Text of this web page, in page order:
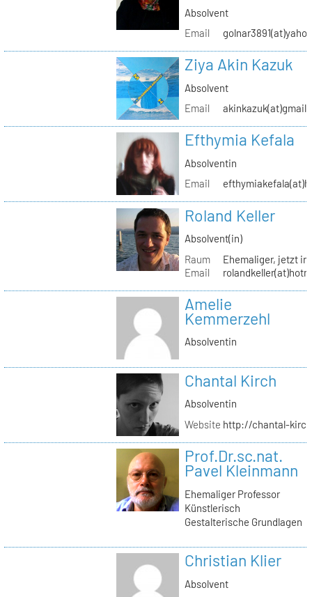
Absolvent
Email
Ziya Akin Kazuk
Absolvent
Email
Efthymia Kefala
Absolventin
Email
Roland Keller
Absolvent(in)
Raum
Ehemaliger, jetzt in
Email
Amelie
Kemmerzehl
Absolventin
Chantal Kirch
Absolventin
Website http://chantal-
Prof.Dr.sc.nat.
Pavel Kleinmann
Ehemaliger Professor
Künstlerisch
Gestalterische Grundlagen
Christian Klier
Absolvent